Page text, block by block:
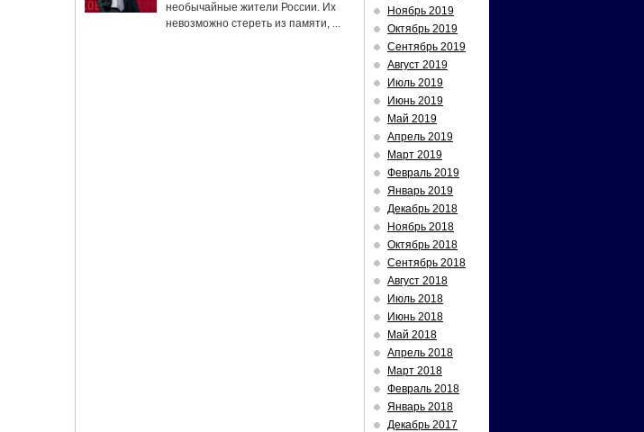
необычайные жители России. Их
невозможно стереть из памяти, ...
Ноябрь 2019
Октябрь 2019
Сентябрь 2019
Август 2019
Июль 2019
Июнь 2019
Май 2019
Апрель 2019
Март 2019
Февраль 2019
Январь 2019
Декабрь 2018
Ноябрь 2018
Октябрь 2018
Сентябрь 2018
Август 2018
Июль 2018
Июнь 2018
Май 2018
Апрель 2018
Март 2018
Февраль 2018
Январь 2018
Декабрь 2017